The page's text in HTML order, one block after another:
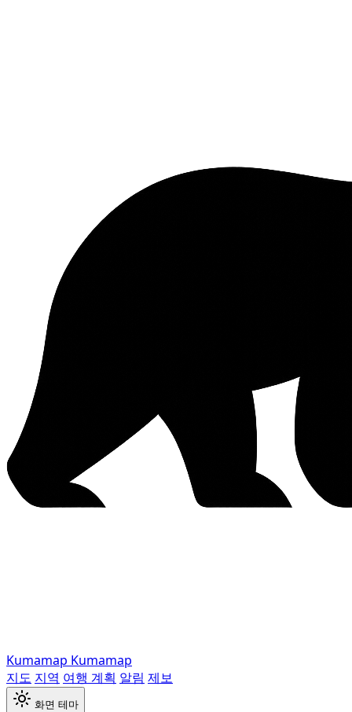
Kumamap Kumamap
지도 지역 여행 계획 알림 제보
화면 테마